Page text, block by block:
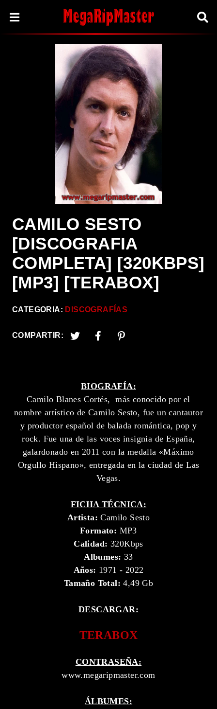
CAMILO SESTO
[DISCOGRAFIA
COMPLETA] [320KBPS]
[MP3] [TERABOX]
CATEGORIA: DISCOGRAFÍAS
COMPARTIR:
BIOGRAFÍA:
Camilo Blanes Cortés, ​ más conocido por el
nombre artístico de Camilo Sesto, fue un cantautor
y productor español de balada romántica, pop y
rock. Fue una de las voces insignia de España,
galardonado en 2011 con la medalla «Máximo
Orgullo Hispano», entregada en la ciudad de Las
Vegas.
FICHA TÉCNICA:
Artista: Camilo Sesto
Formato: MP3
Calidad: 320Kbps
Albumes: 33
Años: 1971 - 2022
Tamaño Total: 4,49 Gb
DESCARGAR:
TERABOX
CONTRASEÑA:
www.megaripmaster.com
ÁLBUMES: